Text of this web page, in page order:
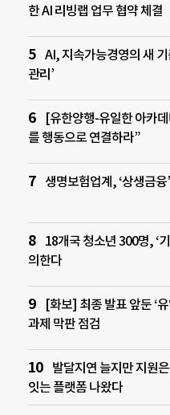
한 AI 리빙랩 업무 협약 체결
AI, 지속가능경영의 새
관리’
[유한양행-유일한 아카
를 행동으로 연결하라”
생명보험업계, ‘상생금융
18개국 청소년 300명, ‘
의한다
[화보] 최종 발표 앞둔 ‘
과제 막판 점검
발달지연 늘지만 지원
잇는 플랫폼 나왔다